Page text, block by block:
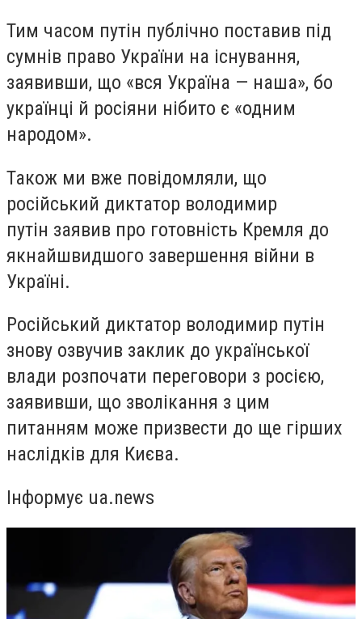
Тим часом путін публічно поставив під
сумнів право України на існування,
заявивши, що «вся Україна — наша», бо
українці й росіяни нібито є «одним
народом».
Також ми вже повідомляли, що
російський диктатор володимир
путін заявив про готовність Кремля до
якнайшвидшого завершення війни в
Україні.
Російський диктатор володимир путін
знову озвучив заклик до української
влади розпочати переговори з росією,
заявивши, що зволікання з цим
питанням може призвести до ще гірших
наслідків для Києва.
Інформує ua.news